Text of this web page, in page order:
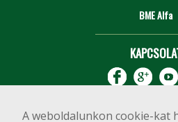
A weboldalunkon cookie-kat
BME Alfa